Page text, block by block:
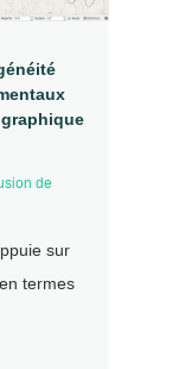
de
sur
termes